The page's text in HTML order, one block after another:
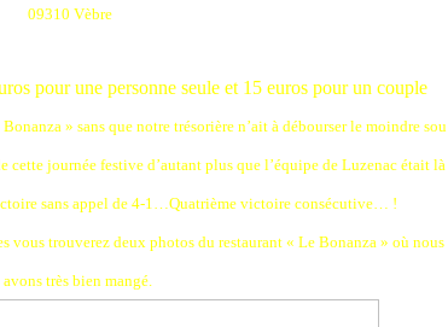
09310 Vèbre
pour une personne seule et 15 euros pour un couple
» sans que notre trésorière n’ait à débourser le moindre sou
cette journée festive d’autant plus que l’équipe de Luzenac était là
sans appel de 4-1…Quatrième victoire consécutive… !
trouverez deux photos du restaurant « Le Bonanza » où nous
avons très bien mangé.